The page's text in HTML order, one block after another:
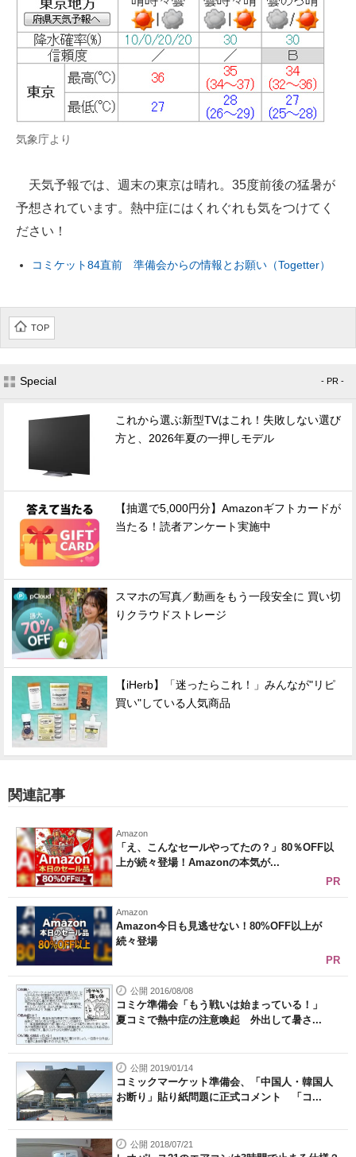
ちょっと気になるネットの話題
気象庁より
天気予報では、週末の東京は晴れ。35度前後の猛暑が
予想されています。熱中症にはくれぐれも気をつけてく
ださい！
コミケット84直前 準備会からの情報とお願い（Togetter）
TOP
Special - PR -
これから選ぶ新型TVはこれ！失敗しない選び
方と、2026年夏の一押しモデル
【抽選で5,000円分】Amazonギフトカードが
当たる！読者アンケート実施中
スマホの写真／動画をもう一段安全に 買い切
りクラウドストレージ
【iHerb】「迷ったらこれ！」みんなが"リピ
買い"している人気商品
関連記事
Amazon
「え、こんなセールやってたの？」80％OFF以
上が続々登場！Amazonの本気が...
PR
Amazon
Amazon今日も見逃せない！80%OFF以上が
続々登場
PR
公開 2016/08/08
コミケ準備会「もう戦いは始まっている！」
夏コミで熱中症の注意喚起 外出して暑さ...
公開 2019/01/14
コミックマーケット準備会、「中国人・韓国人
お断り」貼り紙問題に正式コメント 「コ...
公開 2018/07/21